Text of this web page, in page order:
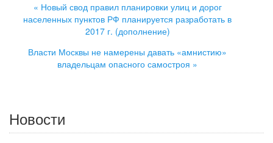
« Новый свод правил планировки улиц и дорог
населенных пунктов РФ планируется разработать в
2017 г. (дополнение)
Власти Москвы не намерены давать «амнистию»
владельцам опасного самостроя »
Новости